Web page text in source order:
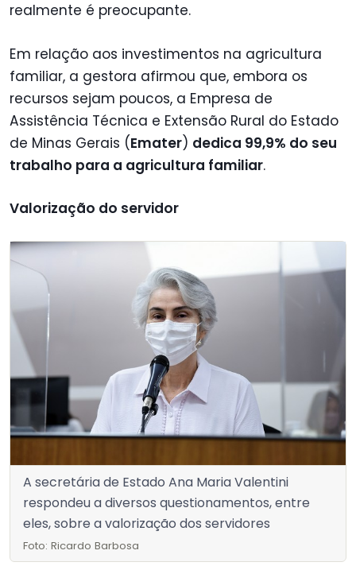
realmente é preocupante.
Em relação aos investimentos na agricultura
familiar, a gestora afirmou que, embora os
recursos sejam poucos, a Empresa de
Assistência Técnica e Extensão Rural do Estado
de Minas Gerais (Emater) dedica 99,9% do seu
trabalho para a agricultura familiar.
Valorização do servidor
A secretária de Estado Ana Maria Valentini
respondeu a diversos questionamentos, entre
eles, sobre a valorização dos servidores
Foto: Ricardo Barbosa